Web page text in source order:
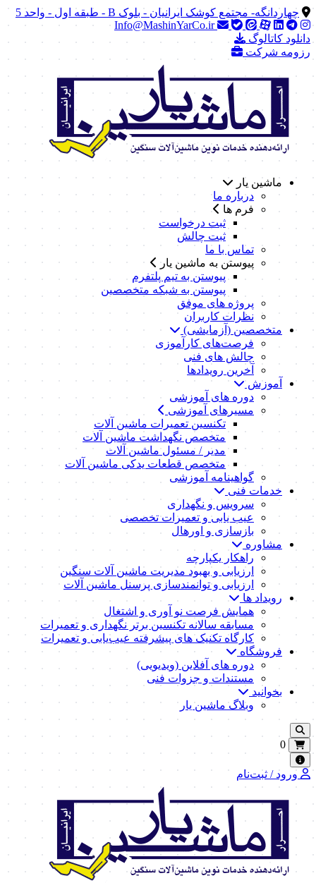
چهاردانگه- مجتمع کوشک ایرانیان - بلوک B - طبقه اول - واحد 5
Info@MashinYarCo.ir
دانلود کاتالوگ
رزومه شرکت
ماشین یار
درباره ما
فرم ها
ثبت درخواست
ثبت چالش
تماس با ما
پیوستن به ماشین یار
پیوستن به تیم پلتفرم
پیوستن به شبکه متخصصین
پروژه های موفق
نظرات کاربران
متخصصین (آزمایشی)
فرصت‌های کارآموزی
چالش های فنی
آخرین رویدادها
آموزش
دوره های آموزشی
مسیرهای آموزشی
تکنسین تعمیرات ماشین آلات
متخصص نگهداشت ماشین آلات
مدیر / مسئول ماشین آلات
متخصص قطعات یدکی ماشین آلات
گواهینامه آموزشی
خدمات فنی
سرویس و نگهداری
عیب یابی و تعمیرات تخصصی
بازسازی و اورهال
مشاوره
راهکار یکپارچه
ارزیابی و بهبود مدیریت ماشین آلات سنگین
ارزیابی و توانمندسازی پرسنل ماشین آلات
رویداد ها
همایش فرصت نو آوری و اشتغال
مسابقه سالانه تکنسین برتر نگهداری و تعمیرات
کارگاه تکنیک‌ های پیشرفته عیب‌یابی و تعمیرات
فروشگاه
دوره های آفلاین (ویدیویی)
مستندات و جزوات فنی
بخوانید
وبلاگ ماشین یار
0
ورود / ثبت‌نام